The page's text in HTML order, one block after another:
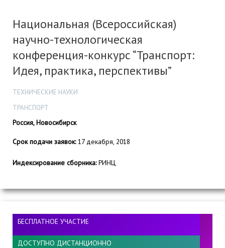
Национальная (Всероссийская)
научно-технологическая
конференция-конкурс “Транспорт:
Идея, практика, перспективы”
ТЕХНИЧЕСКИЕ НАУКИ
ТРАНСПОРТ
Россия, Новосибирск
Срок подачи заявок:17 декабря, 2018
Индексирование сборника:РИНЦ
БЕСПЛАТНОЕ УЧАСТИЕ
ДОСТУПНО ДИСТАНЦИОННО